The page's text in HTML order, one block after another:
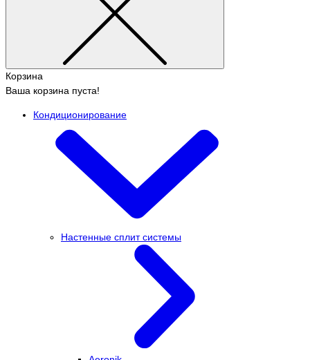
Корзина
Ваша корзина пуста!
Кондиционирование
Настенные сплит системы